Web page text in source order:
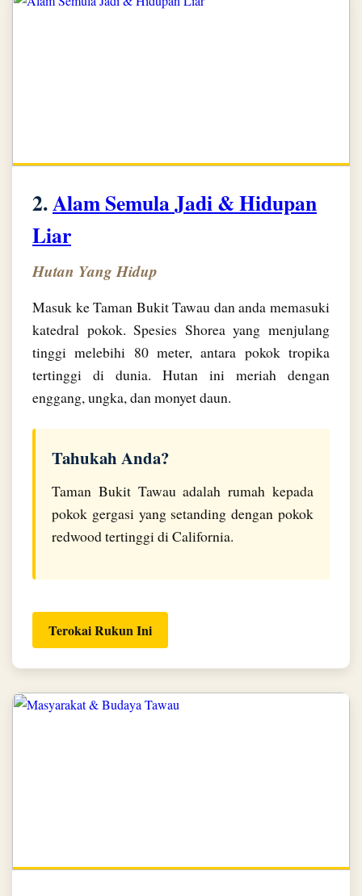
2.Alam Semula Jadi & Hidupan
Liar
Hutan Yang Hidup
Masuk ke Taman Bukit Tawau dan anda memasuki
katedral pokok. Spesies Shorea yang menjulang
tinggi melebihi 80 meter, antara pokok tropika
tertinggi di dunia. Hutan ini meriah dengan
enggang, ungka, dan monyet daun.
Tahukah Anda?
Taman Bukit Tawau adalah rumah kepada
pokok gergasi yang setanding dengan pokok
redwood tertinggi di California.
Terokai Rukun Ini